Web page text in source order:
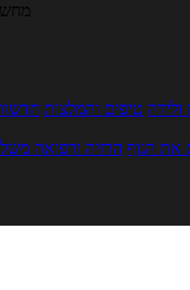
ולידה טיפים והמלצות
את הגוף הרזיה ורפואה